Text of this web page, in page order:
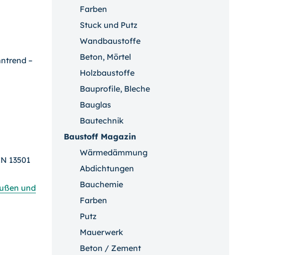
–
13501
und
Farben
Stuck und Putz
Wandbaustoffe
Beton, Mörtel
Holzbaustoffe
Bauprofile, Bleche
Bauglas
Bautechnik
Baustoff Magazin
Wärmedämmung
Abdichtungen
Bauchemie
Farben
Putz
Mauerwerk
Beton / Zement